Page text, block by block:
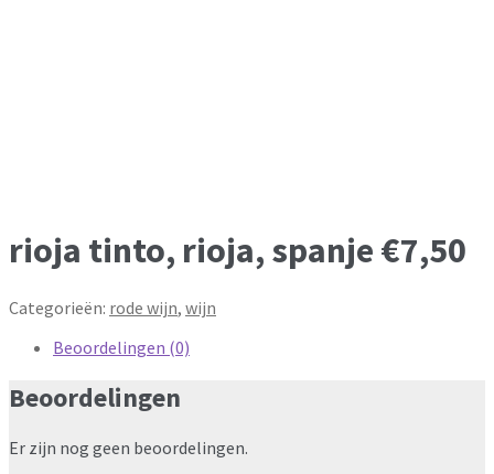
rioja tinto, rioja, spanje €7,50
Categorieën: rode wijn, wijn
Beoordelingen (0)
Beoordelingen
Er zijn nog geen beoordelingen.